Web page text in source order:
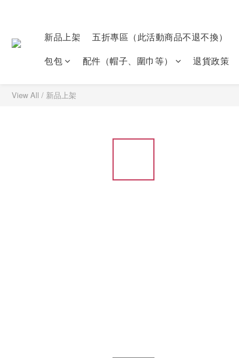
新品上架 五折專區（此活動商品不退不換）
包包
配件（帽子、圍巾等） 退貨政策
View All / 新品上架